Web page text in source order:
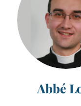
Abbé